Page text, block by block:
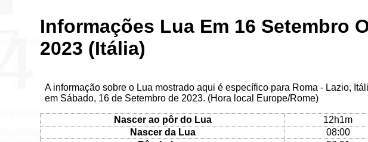
Informações Lua Em 16 Setembro
2023 (Itália)
A informação sobre o Lua mostrado aqui é específico para Roma - Lazio,
em Sábado, 16 de Setembro de 2023. (Hora local Europe/Rome)
Nascer ao pôr do Lua
12h1m
Nascer da Lua
08:00